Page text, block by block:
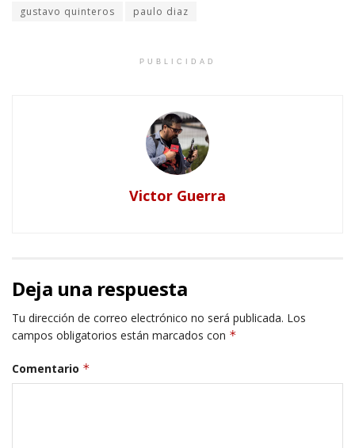
gustavo quinteros
paulo diaz
PUBLICIDAD
Victor Guerra
Deja una respuesta
Tu dirección de correo electrónico no será publicada. Los
campos obligatorios están marcados con *
Comentario *